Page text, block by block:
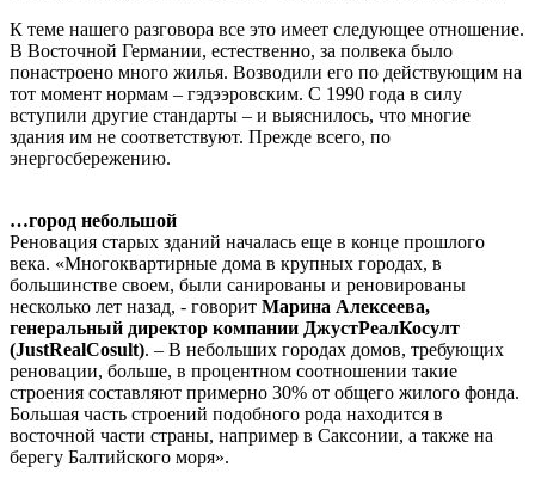
К теме нашего разговора все это имеет следующее отношение.
В Восточной Германии, естественно, за полвека было
понастроено много жилья. Возводили его по действующим на
тот момент нормам – гэдээровским. С 1990 года в силу
вступили другие стандарты – и выяснилось, что многие
здания им не соответствуют. Прежде всего, по
энергосбережению.
…город небольшой
Реновация старых зданий началась еще в конце прошлого
века. «Многоквартирные дома в крупных городах, в
большинстве своем, были санированы и реновированы
несколько лет назад, - говорит Марина Алексеева,
генеральный директор компании ДжустРеалКосулт
(JustRealCosult). – В небольших городах домов, требующих
реновации, больше, в процентном соотношении такие
строения составляют примерно 30% от общего жилого фонда.
Большая часть строений подобного рода находится в
восточной части страны, например в Саксонии, а также на
берегу Балтийского моря».